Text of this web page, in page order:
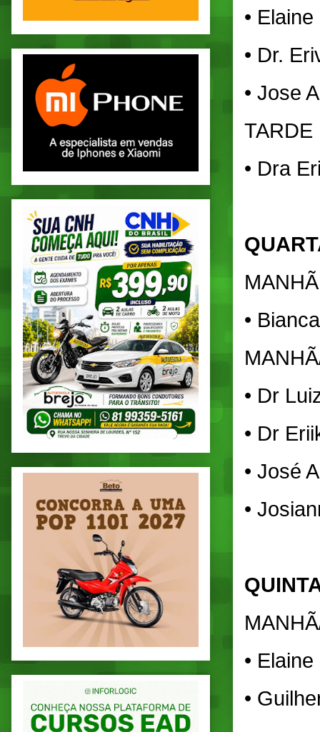
•
• Dr.
• Jose
TARDE
• Dra
MANHÃ
•
• Dr
• Dr
• José
•
•
•